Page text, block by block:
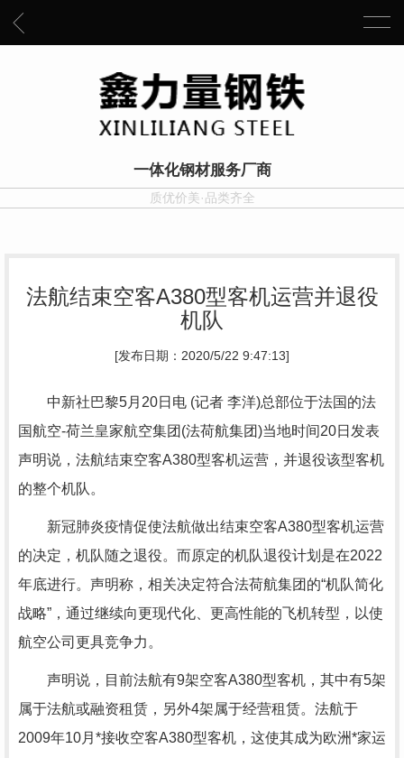
一体化钢材服务厂商
质优价美·品类齐全
法航结束空客A380型客机运营并退役
机队
[发布日期：2020/5/22 9:47:13]
中新社巴黎5月20日电 (记者 李洋)总部位于法国的法
国航空-荷兰皇家航空集团(法荷航集团)当地时间20日发表
声明说，法航结束空客A380型客机运营，并退役该型客机
的整个机队。
新冠肺炎疫情促使法航做出结束空客A380型客机运营
的决定，机队随之退役。而原定的机队退役计划是在2022
年底进行。声明称，相关决定符合法荷航集团的“机队简化
战略”，通过继续向更现代化、更高性能的飞机转型，以使
航空公司更具竞争力。
声明说，目前法航有9架空客A380型客机，其中有5架
属于法航或融资租赁，另外4架属于经营租赁。法航于
2009年10月*接收空客A380型客机，这使其成为欧洲*家运